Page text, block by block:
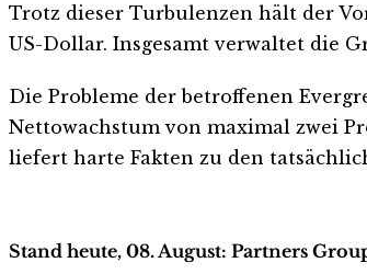
Trotz dieser Turbulenzen hält der
US-Dollar. Insgesamt verwaltet die
Die Probleme der betroffenen
Nettowachstum von maximal zwei
liefert harte Fakten zu den
Stand heute, 08. August: Partners